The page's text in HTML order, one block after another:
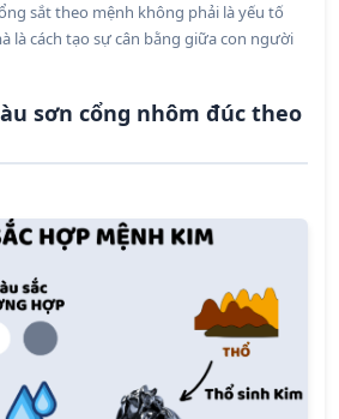
sắt theo mệnh không phải là yếu tố
là cách tạo sự cân bằng giữa con người
sơn cổng nhôm đúc theo